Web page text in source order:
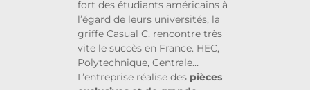
fort des étudiants américains à
l’égard de leurs universités, la
griffe Casual C. rencontre très
vite le succès en France. HEC,
Polytechnique, Centrale…
L’entreprise réalise des pièces